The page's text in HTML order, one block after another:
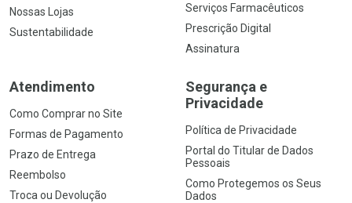
Nossas Lojas
Sustentabilidade
Serviços Farmacêuticos
Prescrição Digital
Assinatura
Atendimento
Como Comprar no Site
Formas de Pagamento
Prazo de Entrega
Reembolso
Troca ou Devolução
Segurança e
Privacidade
Política de Privacidade
Portal do Titular de Dados
Pessoais
Como Protegemos os Seus
Dados